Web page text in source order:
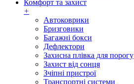
Комфорт та захист
+
Автоковрики
Бризговики
Багажні бокси
Дефлектори
Захисна плівка для порогу
Захист від сонця
Зчіпні пристрої
Транспортні системи